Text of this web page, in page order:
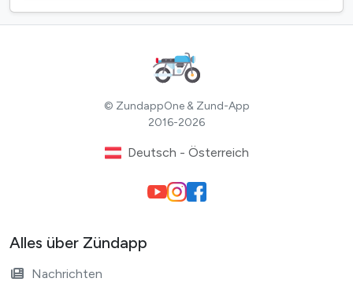
© ZundappOne & Zund-App
2016-2026
Deutsch - Österreich
Alles über Zündapp
Nachrichten